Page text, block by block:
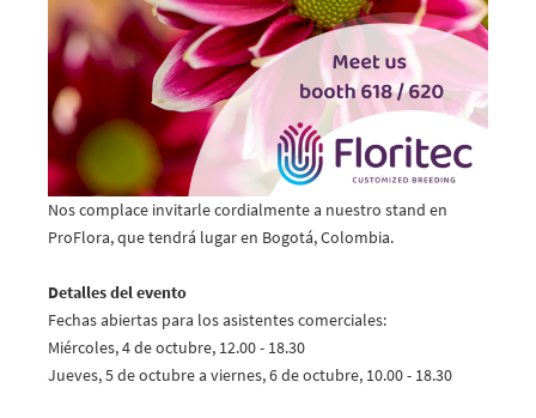
Nos complace invitarle cordialmente a nuestro stand en
ProFlora, que tendrá lugar en Bogotá, Colombia.
Detalles del evento
Fechas abiertas para los asistentes comerciales:
Miércoles, 4 de octubre, 12.00 - 18.30
Jueves, 5 de octubre a viernes, 6 de octubre, 10.00 - 18.30